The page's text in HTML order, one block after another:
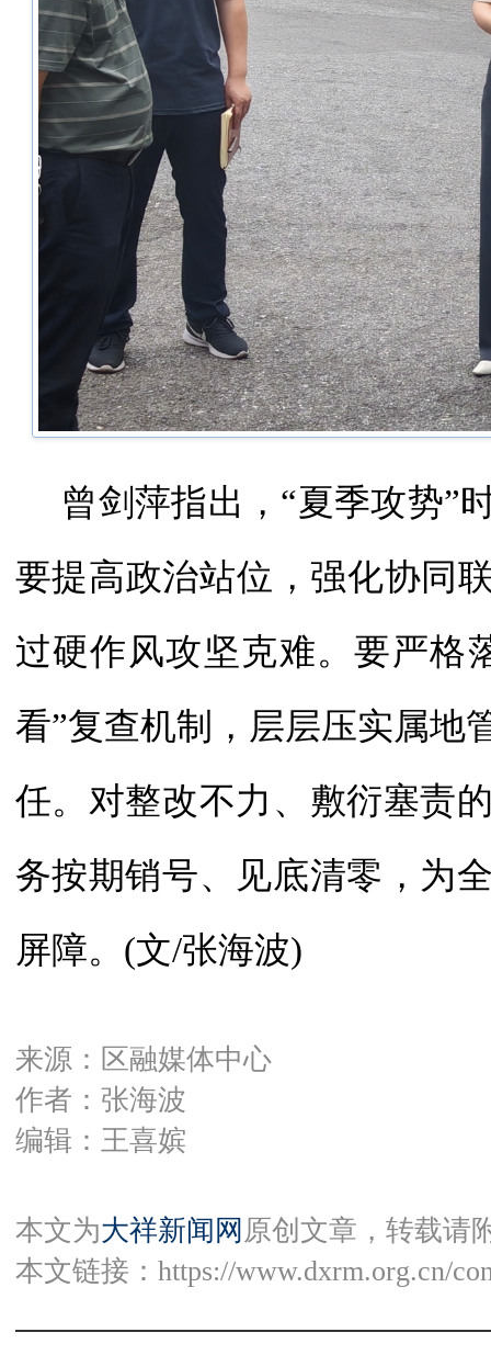
曾剑萍指出，“夏季攻势”
要提高政治站位，强化协同
过硬作风攻坚克难。要严格
看”复查机制，层层压实属地
任。对整改不力、敷衍塞责
务按期销号、见底清零，为
屏障。(文/张海波)
来源：区融媒体中心
作者：张海波
编辑：王喜嫔
本文为大祥新闻网 原创文章，转载请
本文链接： https://www.dxrm.org.cn/